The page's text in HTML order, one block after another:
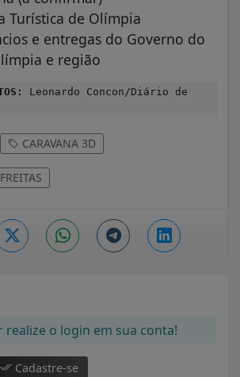
Turística de Olímpia
e entregas do Governo do
e região
Leonardo Concon/Diário de
CARAVANA 3D
realize o login em sua conta!
Cadastre-se